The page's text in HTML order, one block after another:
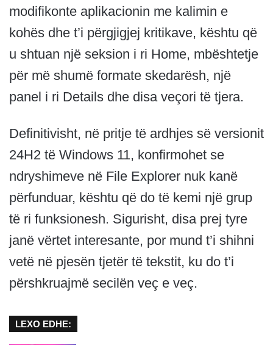
modifikonte aplikacionin me kalimin e
kohës dhe t’i përgjigjej kritikave, kështu që
u shtuan një seksion i ri Home, mbështetje
për më shumë formate skedarësh, një
panel i ri Details dhe disa veçori të tjera.
Definitivisht, në pritje të ardhjes së versionit
24H2 të Windows 11, konfirmohet se
ndryshimeve në File Explorer nuk kanë
përfunduar, kështu që do të kemi një grup
të ri funksionesh. Sigurisht, disa prej tyre
janë vërtet interesante, por mund t’i shihni
vetë në pjesën tjetër të tekstit, ku do t’i
përshkruajmë secilën veç e veç.
LEXO EDHE: